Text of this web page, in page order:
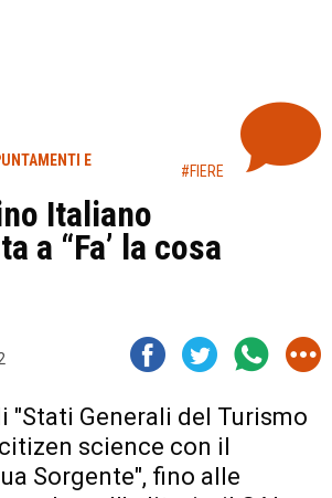
E
#FIERE
Italiano
a “Fa’ la cosa
"Stati Generali del Turismo
science con il
Sorgente", fino alle